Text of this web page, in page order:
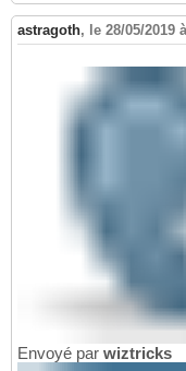
astragoth, le 28/05/2019
Envoyé par wiztricks